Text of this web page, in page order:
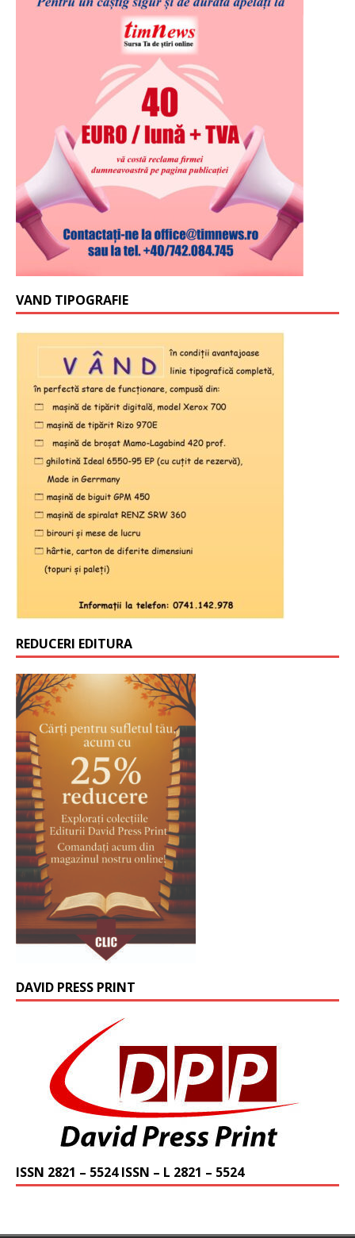
VAND TIPOGRAFIE
REDUCERI EDITURA
DAVID PRESS PRINT
ISSN 2821 – 5524 ISSN – L 2821 – 5524